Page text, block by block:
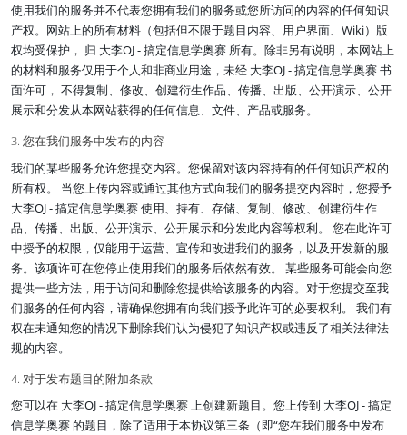
使用我们的服务并不代表您拥有我们的服务或您所访问的内容的任何知识
产权。网站上的所有材料（包括但不限于题目内容、用户界面、Wiki）版
权均受保护， 归 大李OJ - 搞定信息学奥赛 所有。除非另有说明，本网站上
的材料和服务仅用于个人和非商业用途，未经 大李OJ - 搞定信息学奥赛 书
面许可， 不得复制、修改、创建衍生作品、传播、出版、公开演示、公开
展示和分发从本网站获得的任何信息、文件、产品或服务。
3. 您在我们服务中发布的内容
我们的某些服务允许您提交内容。您保留对该内容持有的任何知识产权的
所有权。 当您上传内容或通过其他方式向我们的服务提交内容时，您授予
大李OJ - 搞定信息学奥赛 使用、持有、存储、复制、修改、创建衍生作
品、传播、出版、公开演示、公开展示和分发此内容等权利。 您在此许可
中授予的权限，仅能用于运营、宣传和改进我们的服务，以及开发新的服
务。该项许可在您停止使用我们的服务后依然有效。 某些服务可能会向您
提供一些方法，用于访问和删除您提供给该服务的内容。对于您提交至我
们服务的任何内容，请确保您拥有向我们授予此许可的必要权利。 我们有
权在未通知您的情况下删除我们认为侵犯了知识产权或违反了相关法律法
规的内容。
4. 对于发布题目的附加条款
您可以在 大李OJ - 搞定信息学奥赛 上创建新题目。您上传到 大李OJ - 搞定
信息学奥赛 的题目，除了适用于本协议第三条（即“您在我们服务中发布